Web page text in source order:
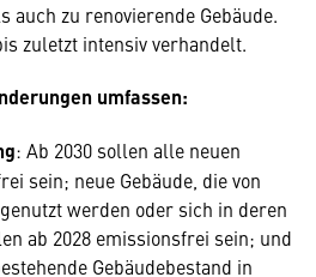
auch zu renovierende Gebäude.
zuletzt intensiv verhandelt.
umfassen:
: Ab 2030 sollen alle neuen
sein; neue Gebäude, die von
werden oder sich in deren
ab 2028 emissionsfrei sein; und
Gebäudebestand in